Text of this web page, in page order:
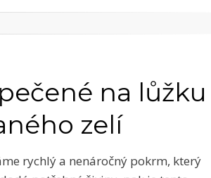
na lůžku
zelí
rychlý a nenáročný pokrm, který